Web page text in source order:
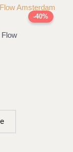
-40%
Flow